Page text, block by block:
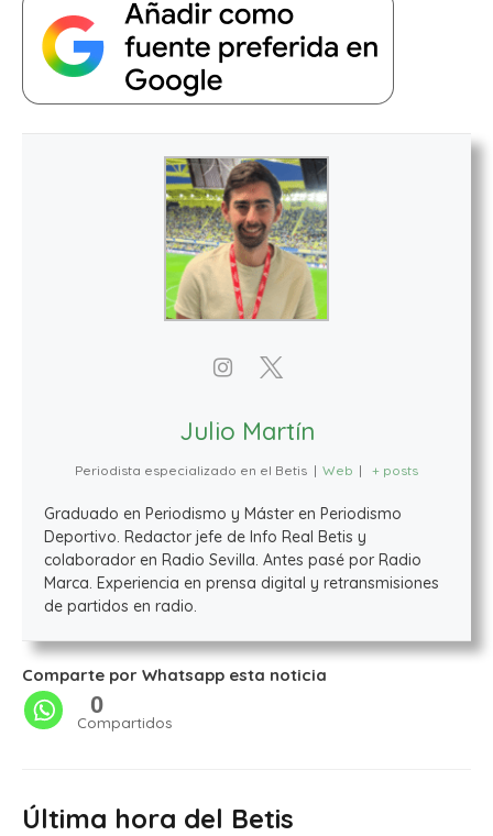
Julio Martín
Periodista especializado en el Betis | Web | + posts
Graduado en Periodismo y Máster en Periodismo
Deportivo. Redactor jefe de Info Real Betis y
colaborador en Radio Sevilla. Antes pasé por Radio
Marca. Experiencia en prensa digital y retransmisiones
de partidos en radio.
Comparte por Whatsapp esta noticia
0
Compartidos
Última hora del Betis